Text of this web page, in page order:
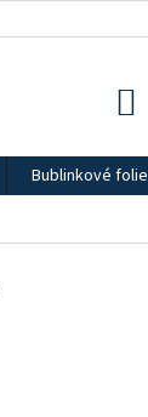
Bublinkové folie